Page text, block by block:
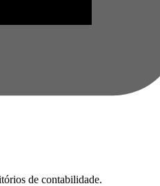
de contabilidade.